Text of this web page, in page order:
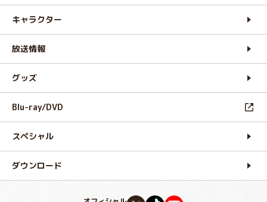
キャラクター
放送情報
グッズ
Blu-ray/DVD
スペシャル
ダウンロード